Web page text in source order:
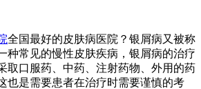
全国最好的皮肤病医院？银屑病又被称
种常见的慢性皮肤疾病，银屑病的治疗
取口服药、中药、注射药物、外用的药
也是需要患者在治疗时需要谨慎的考